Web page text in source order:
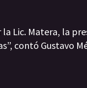
Lic. Matera, la
contó Gustavo